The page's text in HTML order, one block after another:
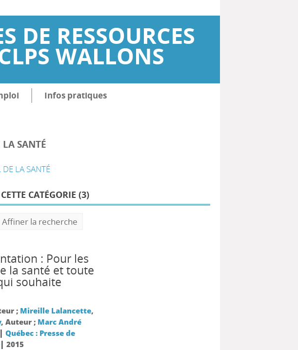
DE RESSOURCES
WALLONS
Infos pratiques
LA SANTÉ
LA SANTÉ
CATÉGORIE (3)
Affiner la recherche
: Pour les
la santé et toute
souhaite
; Mireille Lalancette,
, Auteur ; Marc André
| Québec : Presse de
2015